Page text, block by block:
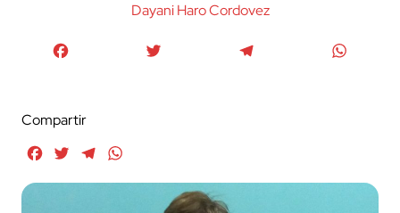
Dayani Haro Cordovez
Compartir
FacebookTwitterTelegram